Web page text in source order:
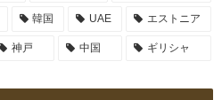
韓国 UAE エストニア
神戸 中国 ギリシャ